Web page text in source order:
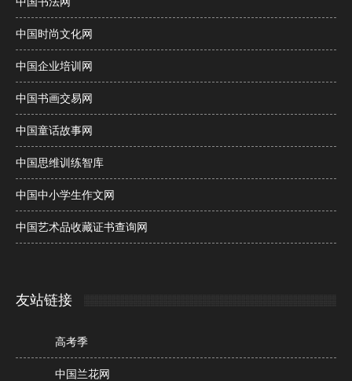
中国时尚文化网
中国企业培训网
中国书画交易网
中国童话故事网
中国思维训练智库
中国中小学生作文网
中国艺术品收藏证书查询网
友站链接
高考季
中国兰花网